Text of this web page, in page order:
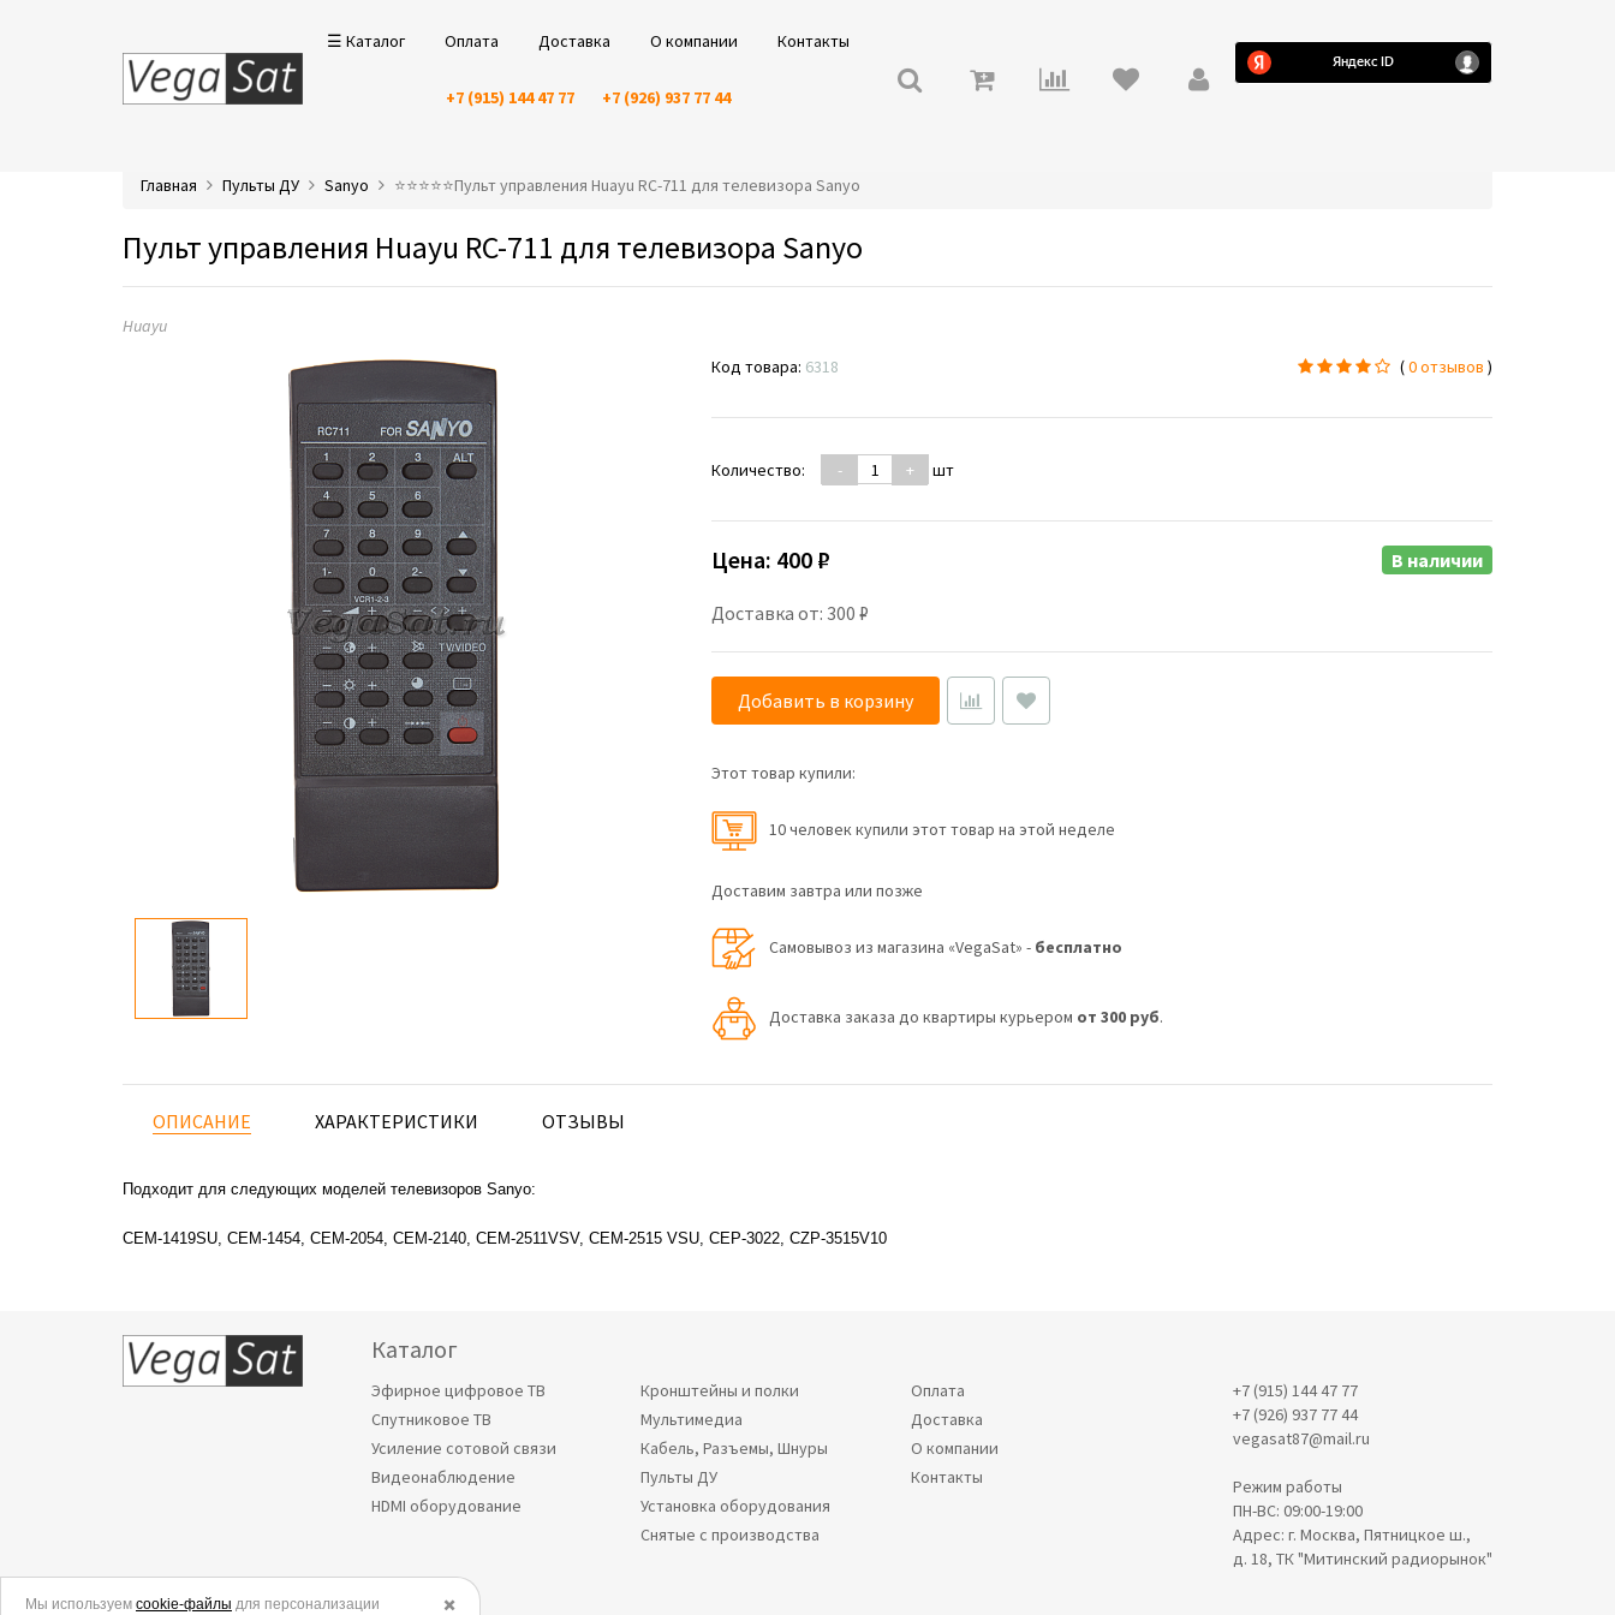
☰ Каталог Оплата Доставка О компании Контакты
+7 (915) 144 47 77 +7 (926) 937 77 44
Главная Пульты ДУ Sanyo ⭐️⭐️⭐️⭐️⭐️Пульт управления Huayu RC-711 для телевизора Sanyo
Пульт управления Huayu RC-711 для телевизора Sanyo
Huayu
Код товара: 6318 (0 отзывов )
Количество: - + шт
Цена: 400 ₽
Доставка от: 300 ₽
В наличии
Добавить в корзину
Этот товар купили:
10 человек купили этот товар на этой неделе
Доставим завтра или позже
Самовывоз из магазина «VegaSat» - бесплатно
Доставка заказа до квартиры курьером от 300 руб.
ОПИСАНИЕ ХАРАКТЕРИСТИКИ ОТЗЫВЫ
Подходит для следующих моделей телевизоров Sanyo:
CEM-1419SU, CEM-1454, CEM-2054, CEM-2140, CEM-2511VSV, CEM-2515 VSU, CEP-3022, CZP-3515V10
Каталог
Эфирное цифровое ТВ
Спутниковое ТВ
Усиление сотовой связи
Видеонаблюдение
HDMI оборудование
Кронштейны и полки
Мультимедиа
Кабель, Разъемы, Шнуры
Пульты ДУ
Установка оборудования
Снятые с производства
Оплата
Доставка
О компании
Контакты
+7 (915) 144 47 77
+7 (926) 937 77 44
vegasat87@mail.ru
Режим работы
ПН-ВС: 09:00-19:00
Адрес: г. Москва, Пятницкое ш.,
д. 18, ТК "Митинский радиорынок"
© 2006-2026. ✖️
Мы используем cookie-файлы для персонализации